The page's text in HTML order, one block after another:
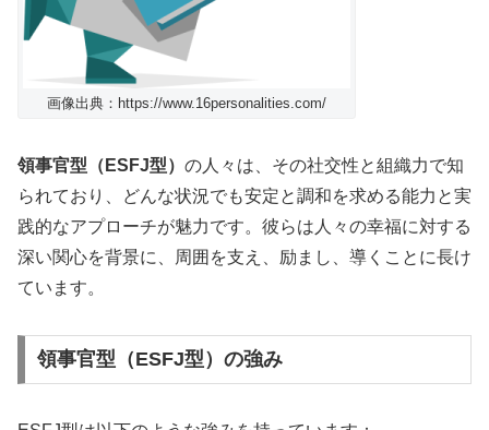
画像出典：https://www.16personalities.com/
領事官型（ESFJ型） の人々は、その社交性と組織力で知
られており、どんな状況でも安定と調和を求める能力と実
践的なアプローチが魅力です。彼らは人々の幸福に対する
深い関心を背景に、周囲を支え、励まし、導くことに長け
ています。
領事官型（ESFJ型）の強み